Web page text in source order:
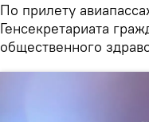
По прилету
Генсекретариата
общественного